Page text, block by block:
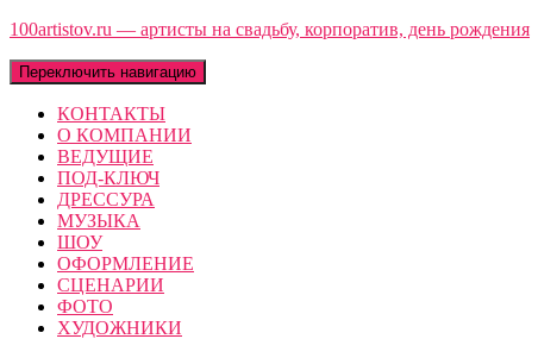
100artistov.ru — артисты на свадьбу, корпоратив, день рождения
Переключить навигацию
КОНТАКТЫ
О КОМПАНИИ
ВЕДУЩИЕ
ПОД-КЛЮЧ
ДРЕССУРА
МУЗЫКА
ШОУ
ОФОРМЛЕНИЕ
СЦЕНАРИИ
ФОТО
ХУДОЖНИКИ